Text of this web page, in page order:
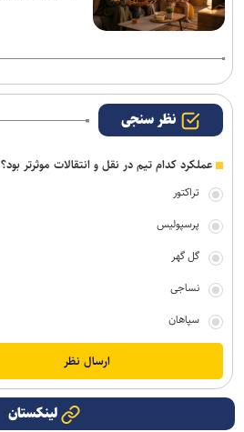
نظر سنجی
عملکرد کدام تیم در نقل و انتقالات موثرتر بود؟
تراکتور
پرسپولیس
گل گهر
نساجی
سپاهان
لینکستان